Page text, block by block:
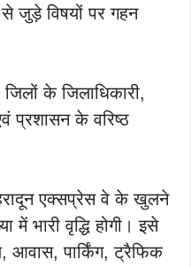
जुड़े विषयों पर गहन
के जिलाधिकारी,
प्रशासन के वरिष्ठ
एक्सप्रेस वे के खुलने
में भारी वृद्धि होगी। इसे
आवास, पार्किंग, ट्रैफिक